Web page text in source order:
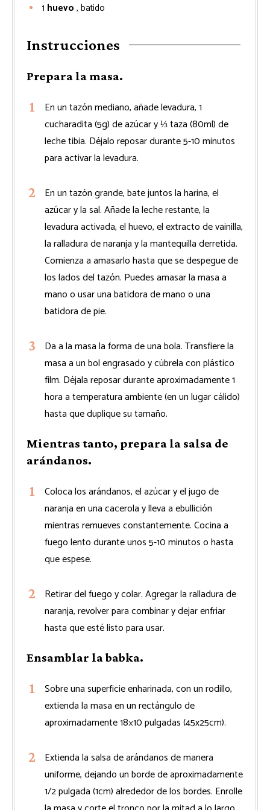
1 huevo , batido
Instrucciones
Prepara la masa.
En un tazón mediano, añade levadura, 1
cucharadita (5g) de azúcar y ⅓ taza (80ml) de
leche tibia. Déjalo reposar durante 5-10 minutos
para activar la levadura.
En un tazón grande, bate juntos la harina, el
azúcar y la sal. Añade la leche restante, la
levadura activada, el huevo, el extracto de vainilla,
la ralladura de naranja y la mantequilla derretida.
Comienza a amasarlo hasta que se despegue de
los lados del tazón. Puedes amasar la masa a
mano o usar una batidora de mano o una
batidora de pie.
Da a la masa la forma de una bola. Transfiere la
masa a un bol engrasado y cúbrela con plástico
film. Déjala reposar durante aproximadamente 1
hora a temperatura ambiente (en un lugar cálido)
hasta que duplique su tamaño.
Mientras tanto, prepara la salsa de
arándanos.
Coloca los arándanos, el azúcar y el jugo de
naranja en una cacerola y lleva a ebullición
mientras remueves constantemente. Cocina a
fuego lento durante unos 5-10 minutos o hasta
que espese.
Retirar del fuego y colar. Agregar la ralladura de
naranja, revolver para combinar y dejar enfriar
hasta que esté listo para usar.
Ensamblar la babka.
Sobre una superficie enharinada, con un rodillo,
extienda la masa en un rectángulo de
aproximadamente 18×10 pulgadas (45x25cm).
Extienda la salsa de arándanos de manera
uniforme, dejando un borde de aproximadamente
1/2 pulgada (1cm) alrededor de los bordes. Enrolle